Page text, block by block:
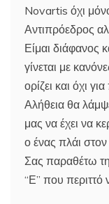
Novartis όχι
Αντιπρόεδρος
Είμαι διάφανος
γίνεται με
ορίζει και όχι
Αλήθεια θα
μας να έχει να
ο ένας πλάι
Σας παραθέτω
“Ε” που